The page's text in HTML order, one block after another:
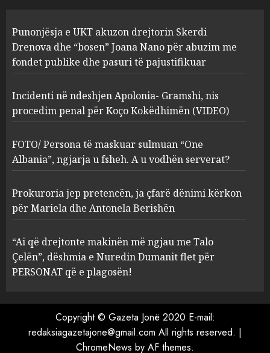
2
Apolonia- Gramshi, nis
procedim penal për Koço
Kokëdhimën (VIDEO)
MARCH 27, 2025
3
FOTO/ Persona të maskuar
sulmuan “One Albania”,
ngjarja u fsheh. A u vodhën
serverat?
MARCH 25, 2025
4
Prokuroria jep pretencën, ja
çfarë dënimi kërkon për
Berishën
MARCH 25, 2025
ngjau me Talo Çelën”,
dëshmia e Nuredin Dumanit
flet për PERSONAT që e
Punonjësja e UKT akuzon drejtorin Skerdi
Drenova dhe “bosen” Joana Nano për abuzim me
fondet publike dhe pasuri të pajustifikuar
Incidenti në ndeshjen Apolonia- Gramshi, nis
procedim penal për Koço Kokëdhimën (VIDEO)
FOTO/ Persona të maskuar sulmuan “One
Albania”, ngjarja u fsheh. A u vodhën serverat?
Prokuroria jep pretencën, ja çfarë dënimi kërkon
për Mariela dhe Antonela Berishën
“Ai që drejtonte makinën më ngjau me Talo
Çelën”, dëshmia e Nuredin Dumanit flet për
PERSONAT që e plagosën!
Copyright © Gazeta Jonë 2020 E-mail:
redaksiagazetajone@gmail.com All rights reserved. |
ChromeNews by AF themes.